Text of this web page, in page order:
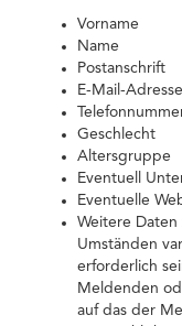
Vorname
Name
Postanschrift
E-Mail-Adresse
Geschlecht
Altersgruppe
Eventuell
Eventuelle
Weitere
Umständen
erforderlich
Meldenden
auf das der